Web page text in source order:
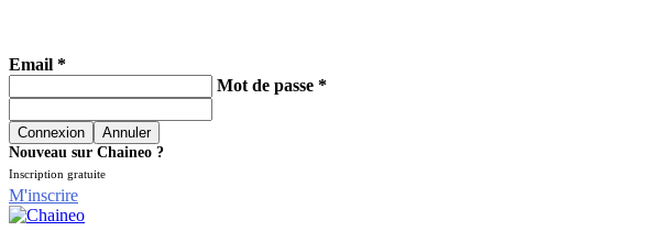
Email *
Mot de passe *
Nouveau sur Chaineo ?
Inscription gratuite
M'inscrire